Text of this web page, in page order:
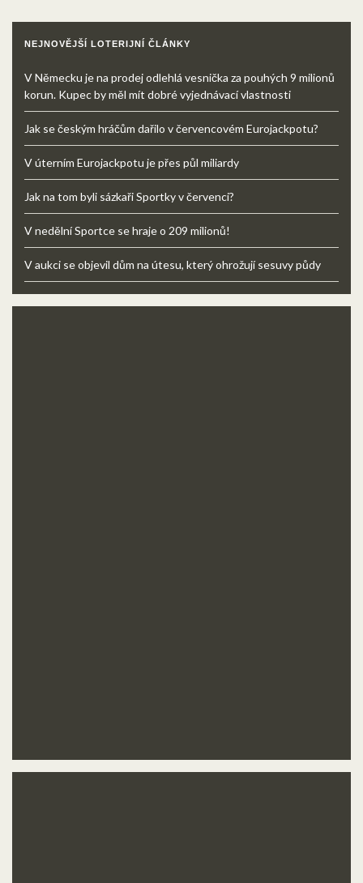
NEJNOVĚJŠÍ LOTERIJNÍ ČLÁNKY
V Německu je na prodej odlehlá vesnička za pouhých 9 milionů
korun. Kupec by měl mít dobré vyjednávací vlastnosti
Jak se českým hráčům dařilo v červencovém Eurojackpotu?
V úterním Eurojackpotu je přes půl miliardy
Jak na tom byli sázkaři Sportky v červenci?
V nedělní Sportce se hraje o 209 milionů!
V aukci se objevil dům na útesu, který ohrožují sesuvy půdy